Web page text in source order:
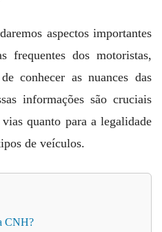
aspectos importantes
frequentes dos motoristas,
conhecer as nuances das
informações são cruciais
quanto para a legalidade
de veículos.
CNH?